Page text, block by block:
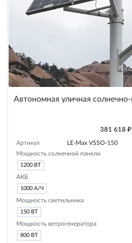
381 618 ₽
Артикул
LE-Max VSSO-150
Мощность солнечной панели
1200 ВТ
АКБ
1000 А/Ч
Мощность светильника
150 ВТ
Мощность ветрогенератора
800 ВТ